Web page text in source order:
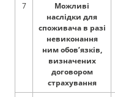
7
Можливі
наслідки для
споживача в разі
невиконання
ним обов’язків,
визначених
договором
страхування